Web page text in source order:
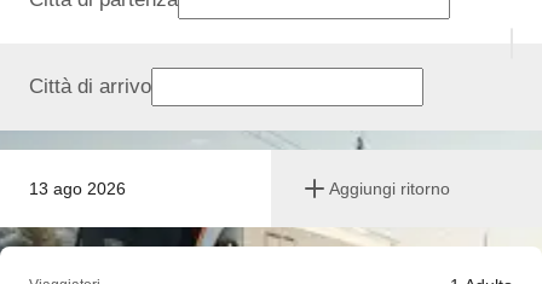
13 ago 2026 Aggiungi ritorno
Città di arrivo